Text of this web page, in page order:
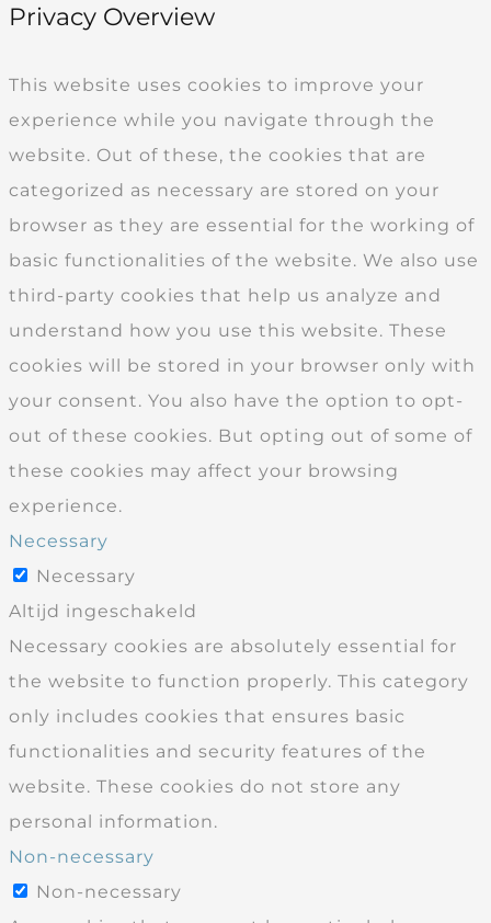
Privacy Overview
This website uses cookies to improve your
experience while you navigate through the
website. Out of these, the cookies that are
categorized as necessary are stored on your
browser as they are essential for the working of
basic functionalities of the website. We also use
third-party cookies that help us analyze and
understand how you use this website. These
cookies will be stored in your browser only with
your consent. You also have the option to opt-
out of these cookies. But opting out of some of
these cookies may affect your browsing
experience.
Necessary
Necessary
Altijd ingeschakeld
Necessary cookies are absolutely essential for
the website to function properly. This category
only includes cookies that ensures basic
functionalities and security features of the
website. These cookies do not store any
personal information.
Non-necessary
Non-necessary